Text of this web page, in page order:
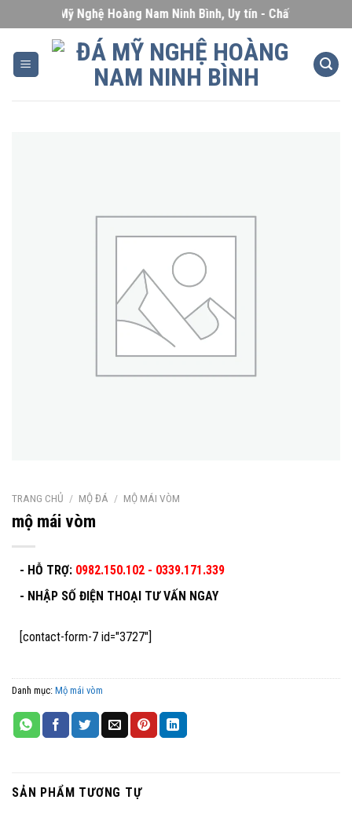
to
content
Đá Mỹ Nghệ Hoàng Nam Ninh Bình, Uy tín - Chất lượng -
TRANG CHỦ / MỘ ĐÁ / MỘ MÁI VÒM
mộ mái vòm
- HỖ TRỢ: 0982.150.102 - 0339.171.339
- NHẬP SỐ ĐIỆN THOẠI TƯ VẤN NGAY
[contact-form-7 id="3727"]
Danh mục: Mộ mái vòm
SẢN PHẨM TƯƠNG TỰ